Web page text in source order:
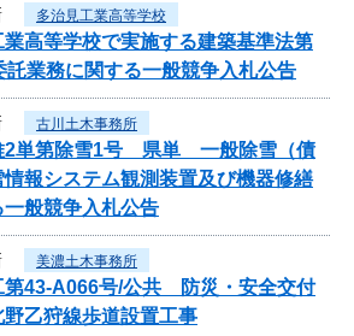
多治見工業高等学校
高等学校で実施する建築基準法第
託業務に関する一般競争入札公告
古川土木事務所
2単第除雪1号 県単 一般除雪（債
報システム観測装置及び機器修繕
般競争入札公告
美濃土木事務所
第43-A066号/公共 防災・安全交付
乙狩線歩道設置工事